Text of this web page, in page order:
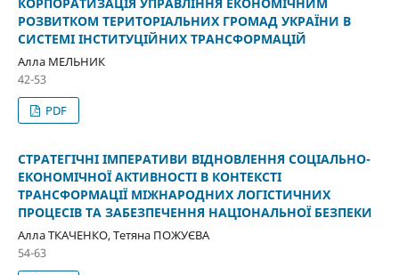
РОЗВИТКОМ ТЕРИТОРІАЛЬНИХ ГРОМАД УКРАЇНИ В
СИСТЕМІ ІНСТИТУЦІЙНИХ ТРАНСФОРМАЦІЙ
Алла МЕЛЬНИК
42-53
PDF
СТРАТЕГІЧНІ ІМПЕРАТИВИ ВІДНОВЛЕННЯ СОЦІАЛЬНО-
ЕКОНОМІЧНОЇ АКТИВНОСТІ В КОНТЕКСТІ
ТРАНСФОРМАЦІЇ МІЖНАРОДНИХ ЛОГІСТИЧНИХ
ПРОЦЕСІВ ТА ЗАБЕЗПЕЧЕННЯ НАЦІОНАЛЬНОЇ БЕЗПЕКИ
Алла ТКАЧЕНКО, Тетяна ПОЖУЄВА
54-63